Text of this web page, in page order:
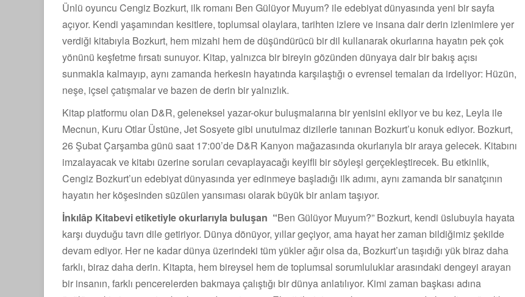
Ünlü oyuncu Cengiz Bozkurt, ilk romanı Ben Gülüyor Muyum? ile edebiyat dünyasında yeni bir sayfa
açıyor. Kendi yaşamından kesitlere, toplumsal olaylara, tarihten izlere ve insana dair derin izlenimlere yer
verdiği kitabıyla Bozkurt, hem mizahi hem de düşündürücü bir dil kullanarak okurlarına hayatın pek çok
yönünü keşfetme fırsatı sunuyor. Kitap, yalnızca bir bireyin gözünden dünyaya dair bir bakış açısı
sunmakla kalmayıp, aynı zamanda herkesin hayatında karşılaştığı o evrensel temaları da irdeliyor: Hüzün,
neşe, içsel çatışmalar ve bazen de derin bir yalnızlık.
Kitap platformu olan D&R, geleneksel yazar-okur buluşmalarına bir yenisini ekliyor ve bu kez, Leyla ile
Mecnun, Kuru Otlar Üstüne, Jet Sosyete gibi unutulmaz dizilerle tanınan Bozkurt’u konuk ediyor. Bozkurt,
26 Şubat Çarşamba günü saat 17:00’de D&R Kanyon mağazasında okurlarıyla bir araya gelecek. Kitabını
imzalayacak ve kitabı üzerine soruları cevaplayacağı keyifli bir söyleşi gerçekleştirecek. Bu etkinlik,
Cengiz Bozkurt’un edebiyat dünyasında yer edinmeye başladığı ilk adımı, aynı zamanda bir sanatçının
hayatın her köşesinden süzülen yansıması olarak büyük bir anlam taşıyor.
İnkılâp Kitabevi etiketiyle okurlarıyla buluşan “Ben Gülüyor Muyum?” Bozkurt, kendi üslubuyla hayata
karşı duyduğu tavrı dile getiriyor. Dünya dönüyor, yıllar geçiyor, ama hayat her zaman bildiğimiz şekilde
devam ediyor. Her ne kadar dünya üzerindeki tüm yükler ağır olsa da, Bozkurt’un taşıdığı yük biraz daha
farklı, biraz daha derin. Kitapta, hem bireysel hem de toplumsal sorumluluklar arasındaki dengeyi arayan
bir insanın, farklı pencerelerden bakmaya çalıştığı bir dünya anlatılıyor. Kimi zaman başkası adına
SİNEMA
ALTIN KOZA'NIN ONUR ÖDÜLLERİ FERZAN